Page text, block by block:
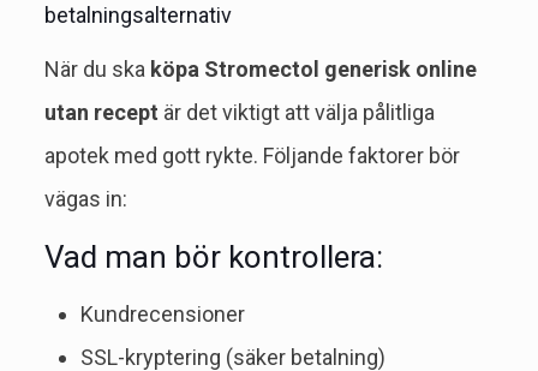
betalningsalternativ
När du ska köpa Stromectol generisk online
utan recept är det viktigt att välja pålitliga
apotek med gott rykte. Följande faktorer bör
vägas in:
Vad man bör kontrollera:
Kundrecensioner
SSL-kryptering (säker betalning)